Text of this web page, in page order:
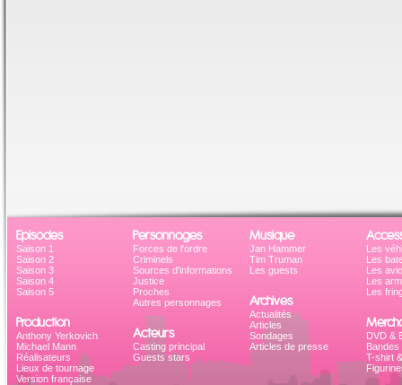
Episodes
Saison 1
Saison 2
Saison 3
Saison 4
Saison 5
Production
Anthony Yerkovich
Michael Mann
Réalisateurs
Lieux de tournage
Version française
Personnages
Forces de l'ordre
Criminels
Sources d'informations
Justice
Proches
Autres personnages
Acteurs
Casting principal
Guests stars
Musique
Jan Hammer
Tim Truman
Les guests
Archives
Actualités
Articles
Sondages
Articles de presse
Les
Les
Les
Les
Les
DVD &
Bandes
T-shirt